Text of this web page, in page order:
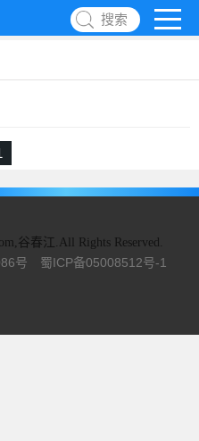
搜索
谷春江.All Rights Reserved.
号 蜀ICP备05008512号-1